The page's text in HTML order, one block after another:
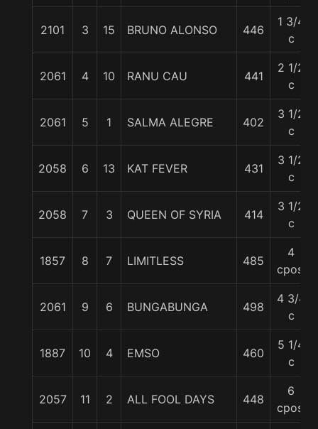
2101 3 15 BRUNO ALONSO 446
1 3/4
c
2061 4 10 RANU CAU 441
2 1/2
c
2061 5 1 SALMA ALEGRE 402
3 1/2
c
2058 6 13 KAT FEVER 431
3 1/2
c
2058 7 3 QUEEN OF SYRIA 414
3 1/2
c
1857 8 7 LIMITLESS 485
4
cpos.
2061 9 6 BUNGABUNGA 498
4 3/4
c
1887 10 4 EMSO 460
5 1/4
c
2057 11 2 ALL FOOL DAYS 448
6
cpos.